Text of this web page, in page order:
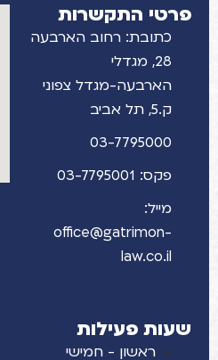
פרטי התקשרות
כתובת: רחוב הארבעה
28, מגדלי
הארבעה-מגדל צפוני
ק.5, תל אביב
03-7795000
פקס: 03-7795001
מייל:
office@gatrimon-
law.co.il
שעות פעילות
ראשון - חמישי